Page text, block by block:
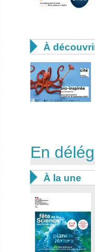
 À
En
 À la une